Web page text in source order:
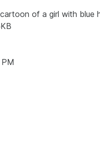
of a girl with blue